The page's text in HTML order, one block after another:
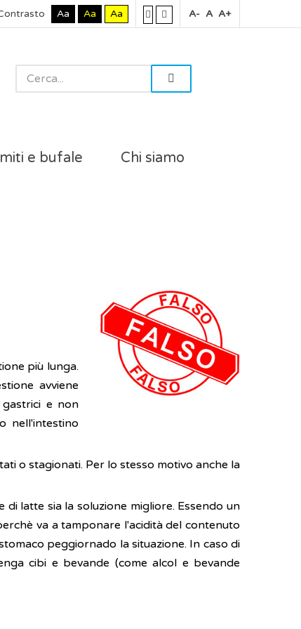
Aa Aa Aa A- A A+
miti e bufale Chi siamo
più lunga.
avviene
gastrici e non
nell'intestino
o stagionati. Per lo stesso motivo anche la
latte sia la soluzione migliore. Essendo un
va a tamponare l'acidità del contenuto
peggiornado la situazione. In caso di
cibi e bevande (come alcol e bevande